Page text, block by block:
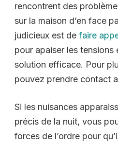
rencontrent des
sur la maison d’en face
judicieux est de faire
pour apaiser les tensions
solution efficace. Pour
pouvez prendre contact
Si les nuisances
précis de la nuit, vous
forces de l’ordre pour